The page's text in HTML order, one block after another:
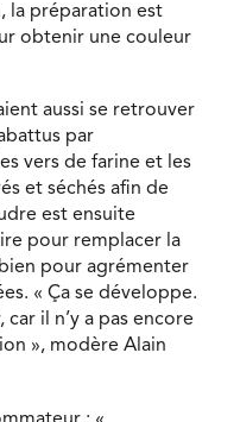
la préparation est
obtenir une couleur
aussi se retrouver
par
vers de farine et les
et séchés afin de
est ensuite
pour remplacer la
pour agrémenter
« Ça se développe.
il n’y a pas encore
», modère Alain